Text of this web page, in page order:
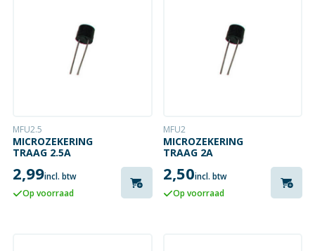
MFU2.5
MICROZEKERING
TRAAG 2.5A
2,99incl. btw
Op voorraad
MFU2
MICROZEKERING
TRAAG 2A
2,50incl. btw
Op voorraad